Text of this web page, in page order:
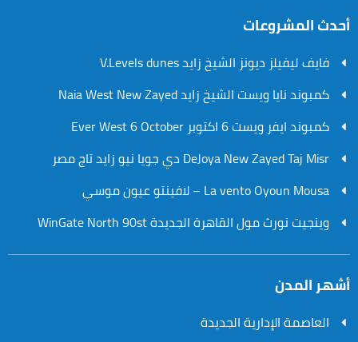
أحدث المشروعات
فايف ليفيلز ديونز الشيخ زايد V.Levels dunes
كمبوند نايا ويست الشيخ زايد Naia West New Zayed
كمبوند ايفر ويست 6 اكتوبر Ever West 6 October
DeJoya New Zayed Taj Misr دي جويا نيو زايد تاج مصر
La vento Oyoun Mousa – لافينتو عيون موسي
وينجيت نورث مول القاهرة الجديدة WinGate North 90st
أشهر المدن
العاصمة الإدارية الجديدة